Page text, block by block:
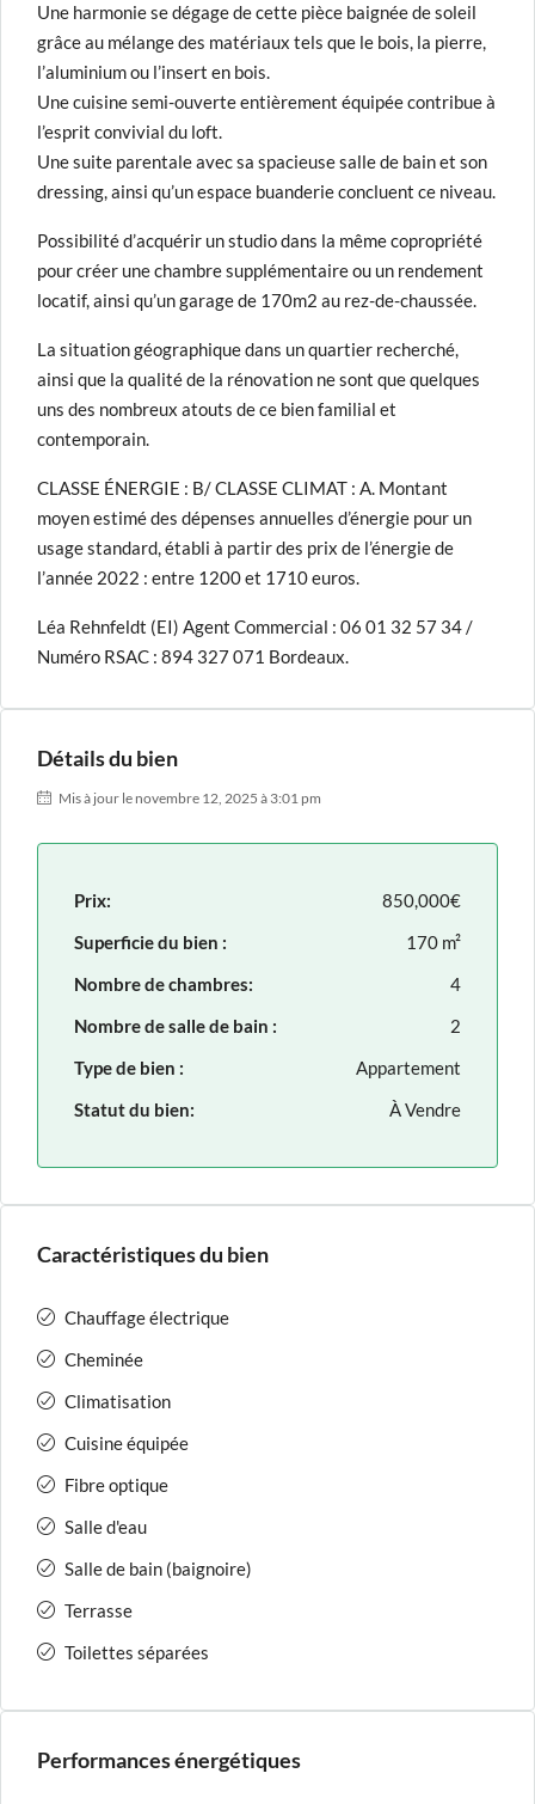
Une harmonie se dégage de cette pièce baignée de soleil
grâce au mélange des matériaux tels que le bois, la pierre,
l’aluminium ou l’insert en bois.
Une cuisine semi-ouverte entièrement équipée contribue à
l’esprit convivial du loft.
Une suite parentale avec sa spacieuse salle de bain et son
dressing, ainsi qu’un espace buanderie concluent ce niveau.
Possibilité d’acquérir un studio dans la même copropriété
pour créer une chambre supplémentaire ou un rendement
locatif, ainsi qu’un garage de 170m2 au rez-de-chaussée.
La situation géographique dans un quartier recherché,
ainsi que la qualité de la rénovation ne sont que quelques
uns des nombreux atouts de ce bien familial et
contemporain.
CLASSE ÉNERGIE : B/ CLASSE CLIMAT : A. Montant
moyen estimé des dépenses annuelles d’énergie pour un
usage standard, établi à partir des prix de l’énergie de
l’année 2022 : entre 1200 et 1710 euros.
Léa Rehnfeldt (EI) Agent Commercial : 06 01 32 57 34 /
Numéro RSAC : 894 327 071 Bordeaux.
Détails du bien
Mis à jour le novembre 12, 2025 à 3:01 pm
Prix:
850,000€
Superficie du bien :
170 m²
Nombre de chambres:
4
Nombre de salle de bain :
2
Type de bien :
Appartement
Statut du bien:
À Vendre
Caractéristiques du bien
Chauffage électrique
Cheminée
Climatisation
Cuisine équipée
Fibre optique
Salle d'eau
Salle de bain (baignoire)
Terrasse
Toilettes séparées
Performances énergétiques